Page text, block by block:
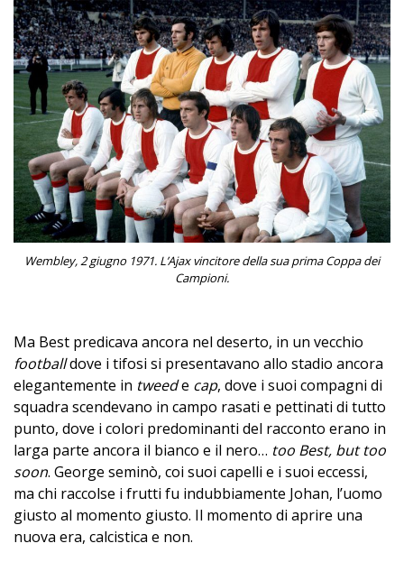
Wembley, 2 giugno 1971. L’Ajax vincitore della sua prima Coppa dei
Campioni.
Ma Best predicava ancora nel deserto, in un vecchio
footballdove i tifosi si presentavano allo stadio ancora
elegantemente in tweede cap, dove i suoi compagni di
squadra scendevano in campo rasati e pettinati di tutto
punto, dove i colori predominanti del racconto erano in
larga parte ancora il bianco e il nero… too Best, but too
soon. George seminò, coi suoi capelli e i suoi eccessi,
ma chi raccolse i frutti fu indubbiamente Johan, l’uomo
giusto al momento giusto. Il momento di aprire una
nuova era, calcistica e non.